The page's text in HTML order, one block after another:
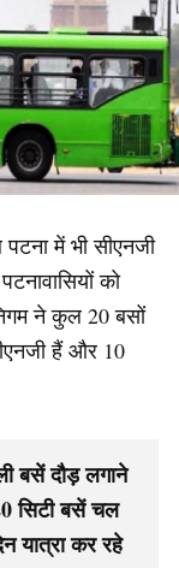
में भी सीएनजी
को
ने कुल 20 बसों
हैं और 10
बसें दौड़ लगाने
सिटी बसें चल
यात्रा कर रहे